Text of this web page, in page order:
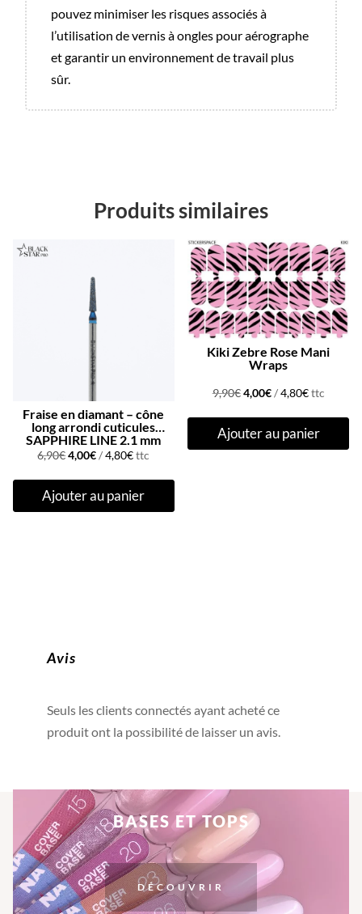
pouvez minimiser les risques associés à
l’utilisation de vernis à ongles pour aérographe
et garantir un environnement de travail plus
sûr.
Produits similaires
Promo !
Fraise en diamant – cône
long arrondi cuticules
SAPPHIRE LINE 2,1 mm
6,90€Le
initial
4,00€Le
actuel
/4,80€ttc
Ajouter au panier
Promo !
Kiki Zebre Rose Mani
Wraps
9,90€Le
initial
4,00€Le
actuel
/4,80€ttc
Ajouter au panier
Avis
Seuls les clients connectés ayant acheté ce
produit ont la possibilité de laisser un avis.
BASES ET TOPS
DÉCOUVRIR